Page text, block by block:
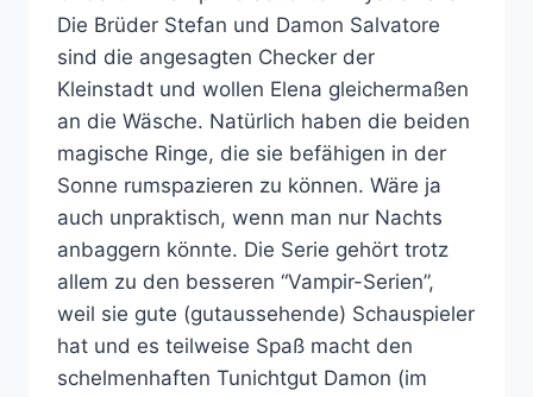
Die Brüder Stefan und Damon Salvatore
sind die angesagten Checker der
Kleinstadt und wollen Elena gleichermaßen
an die Wäsche. Natürlich haben die beiden
magische Ringe, die sie befähigen in der
Sonne rumspazieren zu können. Wäre ja
auch unpraktisch, wenn man nur Nachts
anbaggern könnte. Die Serie gehört trotz
allem zu den besseren “Vampir-Serien”,
weil sie gute (gutaussehende) Schauspieler
hat und es teilweise Spaß macht den
schelmenhaften Tunichtgut Damon (im